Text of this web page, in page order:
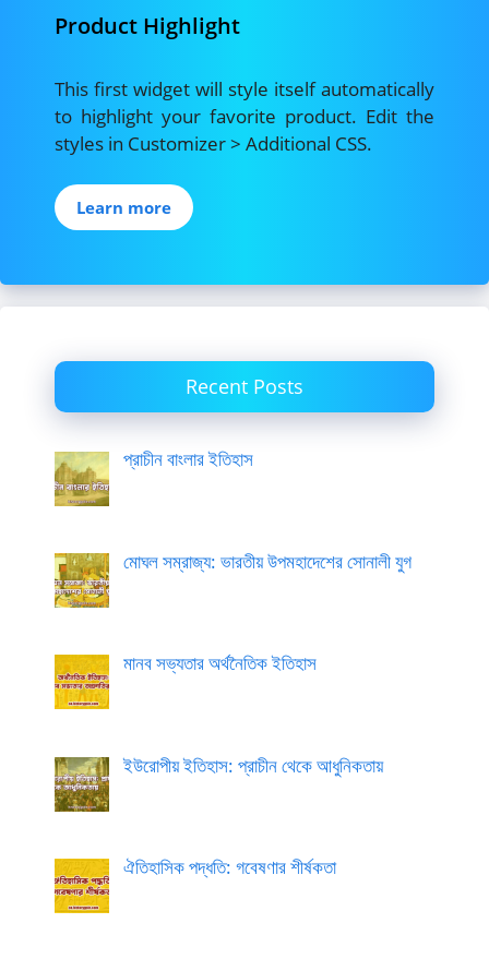
Product Highlight
This first widget will style itself automatically
to highlight your favorite product. Edit the
styles in Customizer > Additional CSS.
Learn more
Recent Posts
প্রাচীন বাংলার ইতিহাস
মোঘল সম্রাজ্য: ভারতীয় উপমহাদেশের সোনালী যুগ
মানব সভ্যতার অর্থনৈতিক ইতিহাস
ইউরোপীয় ইতিহাস: প্রাচীন থেকে আধুনিকতায়
ঐতিহাসিক পদ্ধতি: গবেষণার শীর্ষকতা